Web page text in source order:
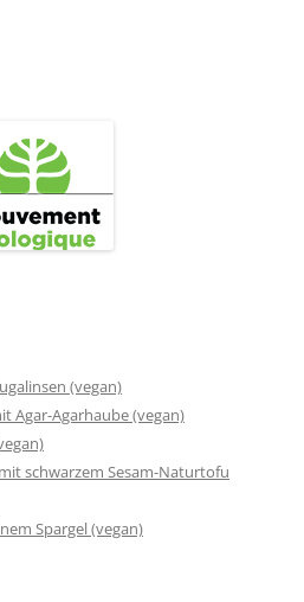
(vegan)
Agar-Agarhaube (vegan)
schwarzem Sesam-Naturtofu
Spargel (vegan)